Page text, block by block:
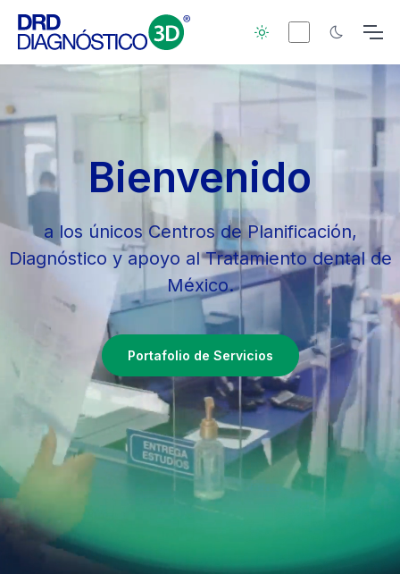
Bienvenido
a los únicos Centros de Planificación,
Diagnóstico y apoyo al Tratamiento dental de
México.
Portafolio de Servicios